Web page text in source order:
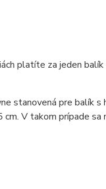
platíte za jeden
stanovená pre balík
V takom prípade